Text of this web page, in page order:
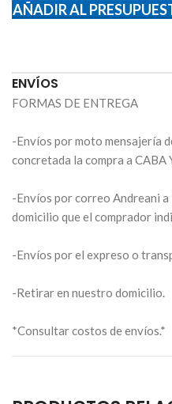
AÑADIR AL
ENVÍOS
FORMAS DE ENTREGA
-Envíos por moto mensajería
concretada la compra a CABA
-Envíos por correo Andreani a
domicilio que el comprador
-Envíos por el expreso o
-Retirar en nuestro domicilio.
*Consultar costos de envíos.*